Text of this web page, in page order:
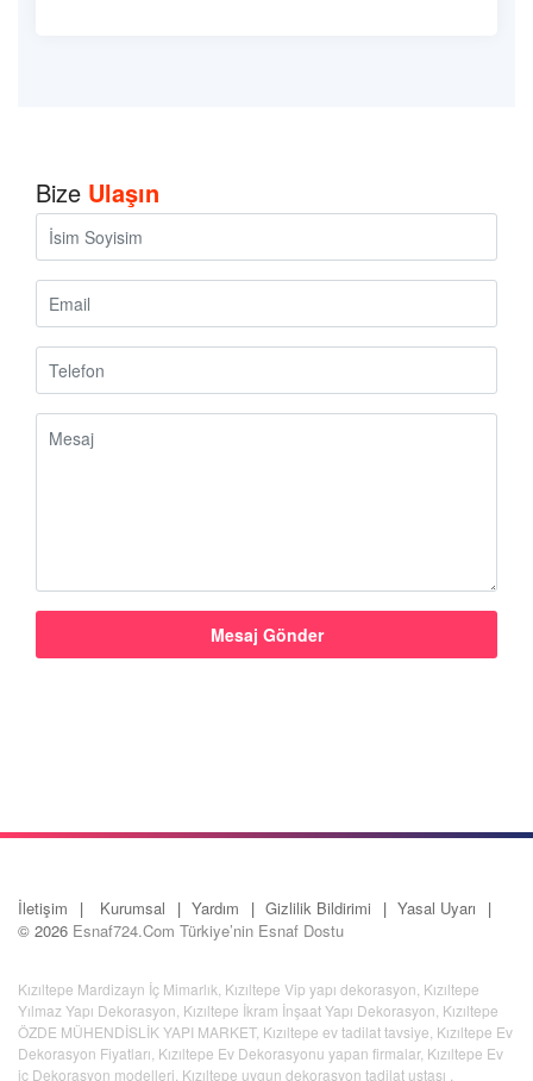
Bize Ulaşın
İletişim Kurumsal Yardım Gizlilik Bildirimi
Yasal Uyarı
© 2026 Esnaf724.Com Türkiye’nin Esnaf Dostu
Kızıltepe Mardizayn İç Mimarlık Kızıltepe Vip yapı dekorasyon Kızıltepe
Yılmaz Yapı Dekorasyon Kızıltepe İkram İnşaat Yapı Dekorasyon Kızıltepe
ÖZDE MÜHENDİSLİK YAPI MARKET, Kızıltepe ev tadilat tavsiye Kızıltepe Ev
Dekorasyon Fiyatları Kızıltepe Ev Dekorasyonu yapan firmalar, Kızıltepe Ev
iç Dekorasyon modelleri Kızıltepe uygun dekorasyon tadilat ustası